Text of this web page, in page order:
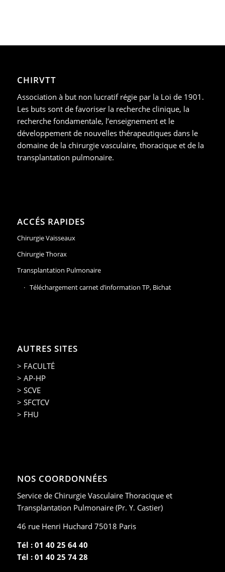
CHIRVTT
Association à but non lucratif régie par la Loi de 1901.
Les buts sont de favoriser la recherche clinique, la
recherche fondamentale, l’enseignement et le
développement de nouvelles thérapeutiques dans le
domaine de la chirurgie vasculaire, thoracique et de la
transplantation pulmonaire.
ACCÉS RAPIDES
Chirurgie Vaisseaux
Chirurgie Thorax
Transplantation Pulmonaire
Téléchargement carnet d’information TP, Bichat
AUTRES SITES
> FACULTÉ
> AP-HP
> SCVE
> SFCTCV
> FHU
NOS COORDONNÉES
Service de Chirurgie Vasculaire Thoracique et
Transplantation Pulmonaire (Pr. Y. Castier)
46 rue Henri Huchard 75018 Paris
Tél : 01 40 25 64 40
Tél : 01 40 25 74 28